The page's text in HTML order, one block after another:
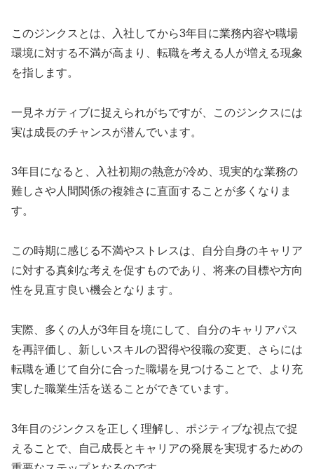
このジンクスとは、入社してから3年目に業務内容や職場
環境に対する不満が高まり、転職を考える人が増える現象
を指します。
一見ネガティブに捉えられがちですが、このジンクスには
実は成長のチャンスが潜んでいます。
3年目になると、入社初期の熱意が冷め、現実的な業務の
難しさや人間関係の複雑さに直面することが多くなりま
す。
この時期に感じる不満やストレスは、自分自身のキャリア
に対する真剣な考えを促すものであり、将来の目標や方向
性を見直す良い機会となります。
実際、多くの人が3年目を境にして、自分のキャリアパス
を再評価し、新しいスキルの習得や役職の変更、さらには
転職を通じて自分に合った職場を見つけることで、より充
実した職業生活を送ることができています。
3年目のジンクスを正しく理解し、ポジティブな視点で捉
えることで、自己成長とキャリアの発展を実現するための